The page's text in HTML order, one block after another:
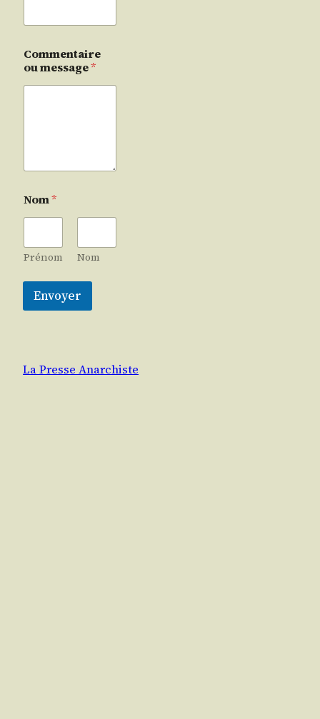
Commentaire
ou message*
Nom*
Prénom Nom
Envoyer
La Presse Anarchiste